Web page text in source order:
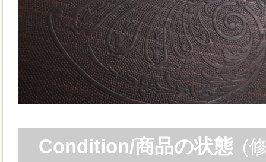
Condition/商品の状態 (